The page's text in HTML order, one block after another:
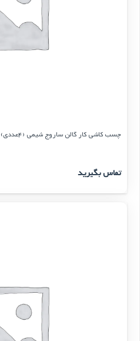
چسب کاشی کار گالن ساروج شیمی (4عددی)
تماس بگیرید